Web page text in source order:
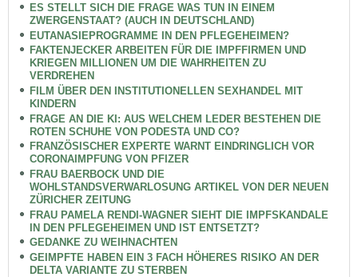
ES STELLT SICH DIE FRAGE WAS TUN IN EINEM
ZWERGENSTAAT? (AUCH IN DEUTSCHLAND)
EUTANASIEPROGRAMME IN DEN PFLEGEHEIMEN?
FAKTENJECKER ARBEITEN FÜR DIE IMPFFIRMEN UND
KRIEGEN MILLIONEN UM DIE WAHRHEITEN ZU
VERDREHEN
FILM ÜBER DEN INSTITUTIONELLEN SEXHANDEL MIT
KINDERN
FRAGE AN DIE KI: AUS WELCHEM LEDER BESTEHEN DIE
ROTEN SCHUHE VON PODESTA UND CO?
FRANZÖSISCHER EXPERTE WARNT EINDRINGLICH VOR
CORONAIMPFUNG VON PFIZER
FRAU BAERBOCK UND DIE
WOHLSTANDSVERWARLOSUNG ARTIKEL VON DER NEUEN
ZÜRICHER ZEITUNG
FRAU PAMELA RENDI-WAGNER SIEHT DIE IMPFSKANDALE
IN DEN PFLEGEHEIMEN UND IST ENTSETZT?
GEDANKE ZU WEIHNACHTEN
GEIMPFTE HABEN EIN 3 FACH HÖHERES RISIKO AN DER
DELTA VARIANTE ZU STERBEN